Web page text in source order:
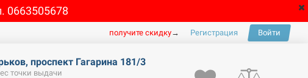
0663505678
получите скидку→ Регистрация Войти
проспект Гагарина 181/3
точки выдачи